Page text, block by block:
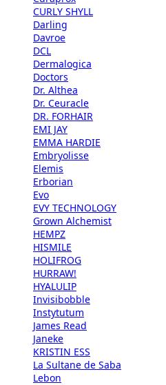
CURLY SHYLL
Darling
Davroe
DCL
Dermalogica
Doctors
Dr. Althea
Dr. Ceuracle
DR. FORHAIR
EMI JAY
EMMA HARDIE
Embryolisse
Elemis
Erborian
Evo
EVY TECHNOLOGY
Grown Alchemist
HEMPZ
HISMILE
HOLIFROG
HURRAW!
HYALULIP
Invisibobble
Instytutum
James Read
Janeke
KRISTIN ESS
La Sultane de Saba
Lebon